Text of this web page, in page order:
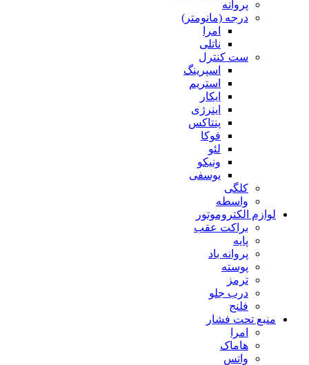
پروانه
درجه (مانومتر)
امرا
ناتلی
ست کنترل
اسپرینگ
استریم
ایکار
اینرژی
پنتاکس
فوکا
لئو
ونیکو
یوسفی
کلگی
واسطه
لوازم الکتروموتور
براکت عقب
پایه
پروانه باد
پوسته
ترمز
درب جلو
فلنج
منبع تحت فشار
امرا
هاماک
واتس